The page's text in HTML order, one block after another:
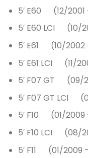
5′ E60 (12/2001
5′ E60 LCI (10/
5′ E61 (10/
5′ E61 LCI (11/
5′ F07 GT (09/
5′ F07 GT LCI
5′ F10 (01/2009
5′ F10 LCI (08/
5′ F11 (01/2009